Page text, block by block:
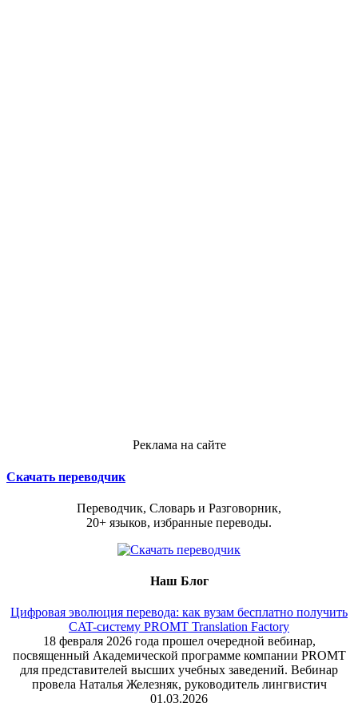
Реклама на сайте
Скачать переводчик
Переводчик, Словарь и Разговорник,
20+ языков, избранные переводы.
Наш Блог
Цифровая эволюция перевода: как вузам бесплатно получить
CAT-систему PROMT Translation Factory
18 февраля 2026 года прошел очередной вебинар,
посвященный Академической программе компании PROMT
для представителей высших учебных заведений. Вебинар
провела Наталья Железняк, руководитель лингвистич
01.03.2026